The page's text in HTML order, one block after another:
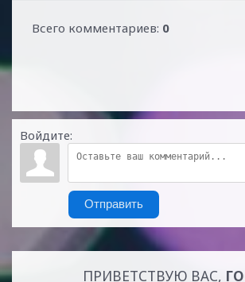
Всего комментариев: 0
Войдите:
Отправить
ПРИВЕТСТВУЮ ВАС,